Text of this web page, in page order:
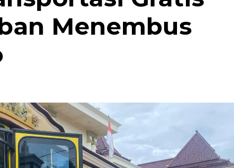
Menembus